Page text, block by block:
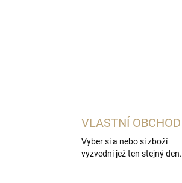
VLASTNÍ OBCHOD
Vyber si a nebo si zboží
vyzvedni jež ten stejný den.